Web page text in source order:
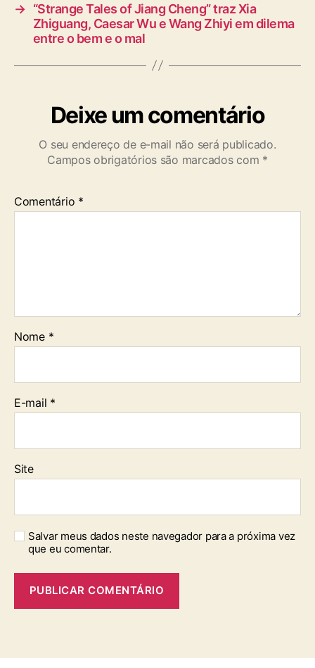
→ “Strange Tales of Jiang Cheng” traz Xia
Zhiguang, Caesar Wu e Wang Zhiyi em dilema
entre o bem e o mal
Deixe um comentário
O seu endereço de e-mail não será publicado.
Campos obrigatórios são marcados com *
Comentário *
Nome *
E-mail *
Site
Salvar meus dados neste navegador para a próxima vez
que eu comentar.